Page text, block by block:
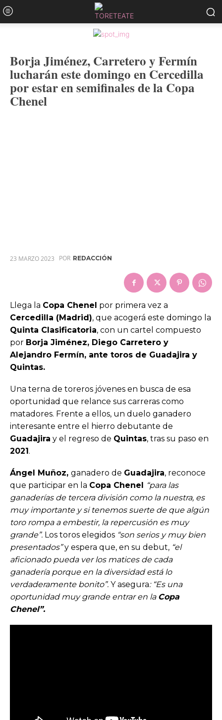
Borja Jiménez, Carretero y Fermín
lucharán este domingo en Cercedilla
por estar en semifinales de la Copa
Chenel
23 MARZO 2023 POR REDACCIÓN
Llega la Copa Chenel por primera vez a
Cercedilla (Madrid), que acogerá este domingo la
Quinta Clasificatoria, con un cartel compuesto
por Borja Jiménez, Diego Carretero y
Alejandro Fermín, ante toros de Guadajira y
Quintas.
Una terna de toreros jóvenes en busca de esa
oportunidad que relance sus carreras como
matadores. Frente a ellos, un duelo ganadero
interesante entre el hierro debutante de
Guadajira y el regreso de Quintas, tras su paso en
2021.
Ángel Muñoz, ganadero de Guadajira, reconoce
que participar en la Copa Chenel “para las
ganaderías de tercera división como la nuestra, es
muy importante y si tenemos suerte de que algún
toro rompa a embestir, la repercusión es muy
grande”. Los toros elegidos “son serios y muy bien
presentados”y espera que, en su debut, “el
aficionado pueda ver los matices de cada
ganadería porque en la diversidad está lo
verdaderamente bonito”. Y asegura: “Es una
oportunidad muy grande entrar en la Copa
Chenel”.